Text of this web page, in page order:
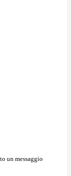
un messaggio